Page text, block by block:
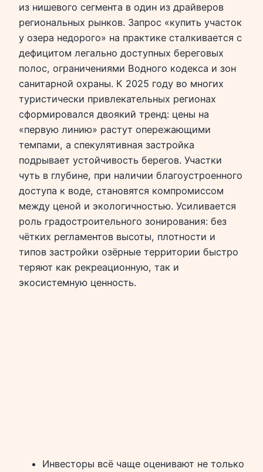
из нишевого сегмента в один из драйверов
региональных рынков. Запрос «купить участок
у озера недорого» на практике сталкивается с
дефицитом легально доступных береговых
полос, ограничениями Водного кодекса и зон
санитарной охраны. К 2025 году во многих
туристически привлекательных регионах
сформировался двоякий тренд: цены на
«первую линию» растут опережающими
темпами, а спекулятивная застройка
подрывает устойчивость берегов. Участки
чуть в глубине, при наличии благоустроенного
доступа к воде, становятся компромиссом
между ценой и экологичностью. Усиливается
роль градостроительного зонирования: без
чётких регламентов высоты, плотности и
типов застройки озёрные территории быстро
теряют как рекреационную, так и
экосистемную ценность.
Инвесторы всё чаще оценивают не только